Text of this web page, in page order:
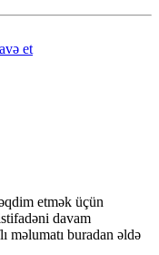
et
etmək üçün
davam
məlumatı buradan əldə